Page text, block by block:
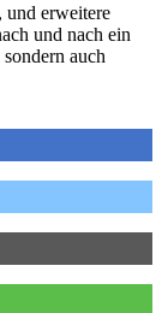
und erweitere
und nach ein
auch